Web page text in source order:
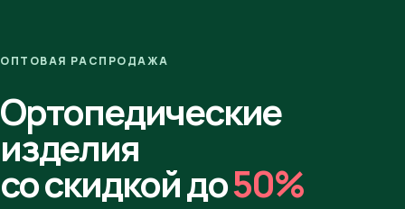
ОПТОВАЯ РАСПРОДАЖА
Ортопедические
изделия
со скидкой до50%